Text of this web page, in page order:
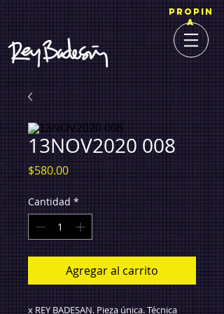
PROPIN
A
13NOV2020 008
$580.00Precio
Cantidad *
Agregar al carrito
x REY BADESAN. Pieza única. Técnica